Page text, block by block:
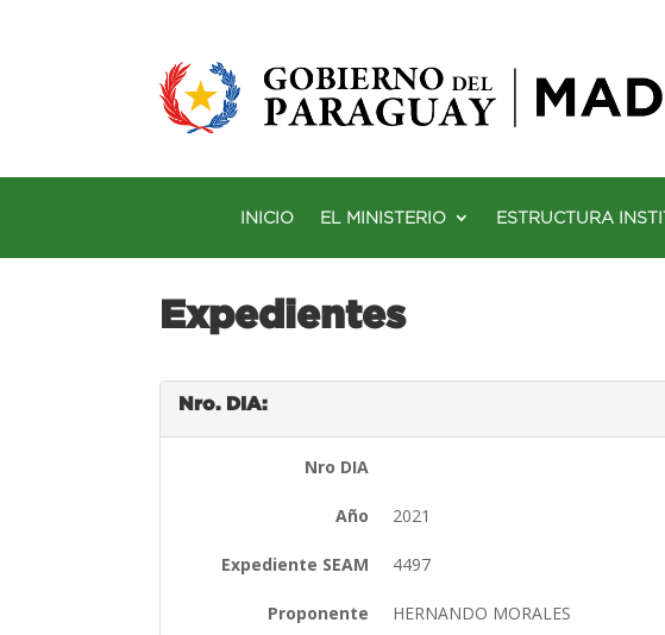
INICIO EL MINISTERIO ESTRUCTURA
Expedientes
Nro. DIA:
Nro DIA
Año 2021
Expediente SEAM 4497
Proponente HERNANDO MORALES